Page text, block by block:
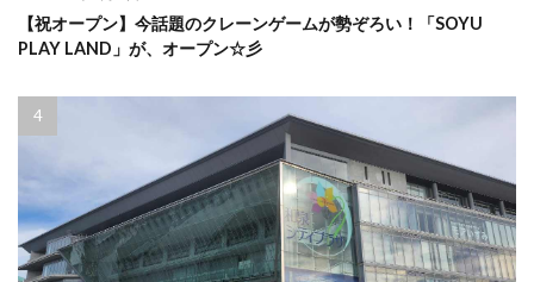
【祝オープン】今話題のクレーンゲームが勢ぞろい！「SOYU
PLAY LAND」が、オープン☆彡